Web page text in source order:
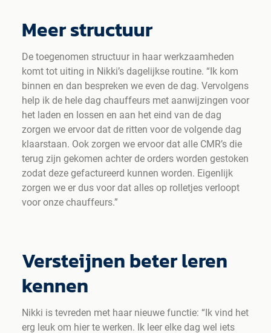
Meer structuur
De toegenomen structuur in haar werkzaamheden
komt tot uiting in Nikki’s dagelijkse routine. “Ik kom
binnen en dan bespreken we even de dag. Vervolgens
help ik de hele dag chauffeurs met aanwijzingen voor
het laden en lossen en aan het eind van de dag
zorgen we ervoor dat de ritten voor de volgende dag
klaarstaan. Ook zorgen we ervoor dat alle CMR’s die
terug zijn gekomen achter de orders worden gestoken
zodat deze gefactureerd kunnen worden. Eigenlijk
zorgen we er dus voor dat alles op rolletjes verloopt
voor onze chauffeurs.”
Versteijnen beter leren
kennen
Nikki is tevreden met haar nieuwe functie: “Ik vind het
erg leuk om hier te werken. Ik leer elke dag wel iets